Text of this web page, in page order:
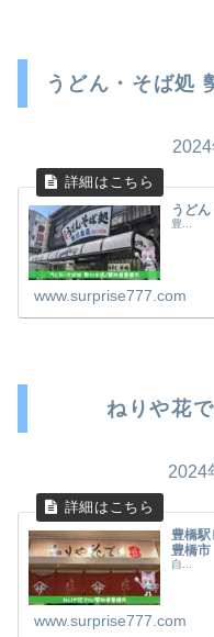
うどん・そば処
うど
豊...
www.surprise777.com
ねりや花
2024
豊橋
豊橋市
自...
www.surprise777.com